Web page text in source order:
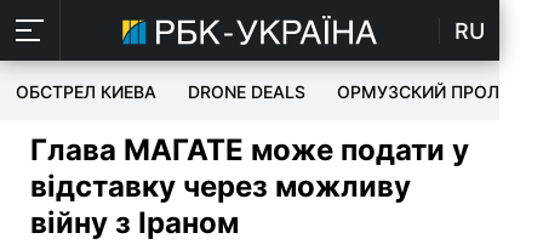
RU
ОБСТРЕЛ КИЕВА DRONE DEALS ОРМУЗСКИЙ ПРОЛИВ
Глава МАГАТЕ може подати у
відставку через можливу
війну з Іраном